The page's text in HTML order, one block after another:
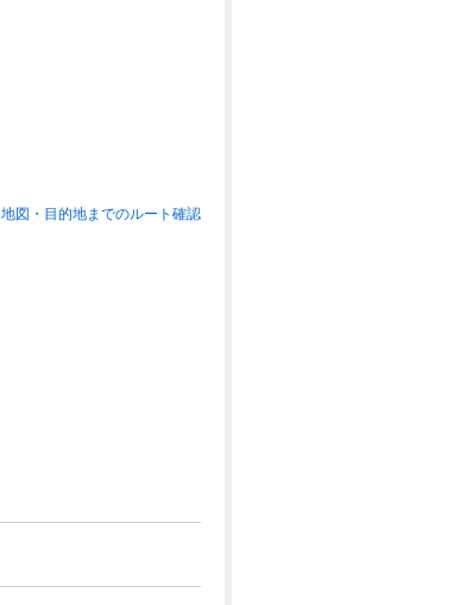
地図・目的地までのルート確認